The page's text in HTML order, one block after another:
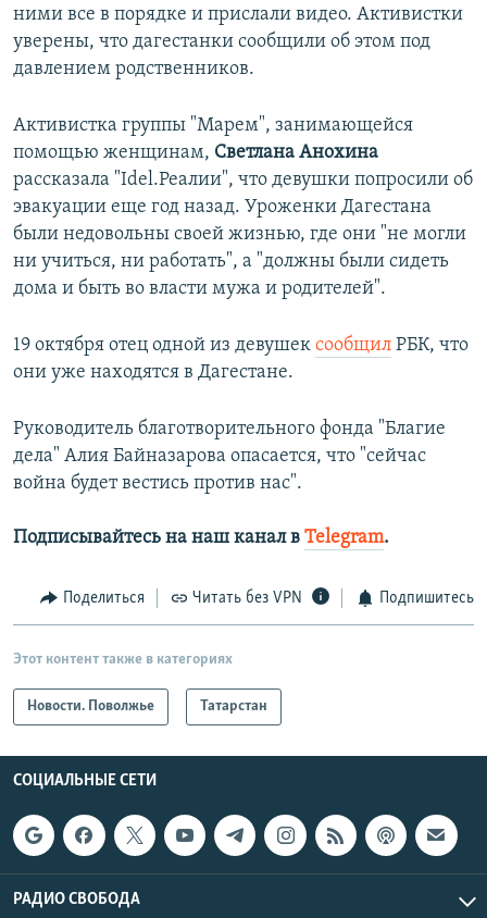
ними все в порядке и прислали видео. Активистки
уверены, что дагестанки сообщили об этом под
давлением родственников.
Активистка группы "Марем", занимающейся
помощью женщинам, Светлана Анохина
рассказала "Idel.Реалии", что девушки попросили об
эвакуации еще год назад. Уроженки Дагестана
были недовольны своей жизнью, где они "не могли
ни учиться, ни работать", а "должны были сидеть
дома и быть во власти мужа и родителей".
19 октября отец одной из девушек сообщил РБК, что
они уже находятся в Дагестане.
Руководитель благотворительного фонда "Благие
дела" Алия Байназарова опасается, что "сейчас
война будет вестись против нас".
Подписывайтесь на наш канал в Telegram.
Поделиться Читать без VPN Подпишитесь
Этот контент также в категориях
Новости. Поволжье Татарстан
СОЦИАЛЬНЫЕ СЕТИ
РАДИО СВОБОДА